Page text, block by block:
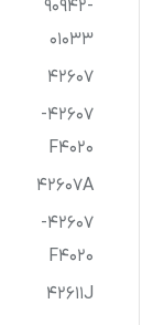
90942-
01033
42607
42607-
F4020
42607A
42607-
F4020
42611J